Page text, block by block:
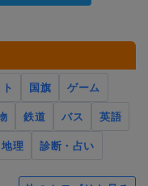
国旗
ゲーム
鉄道 バス
英語
地理 診断・占い